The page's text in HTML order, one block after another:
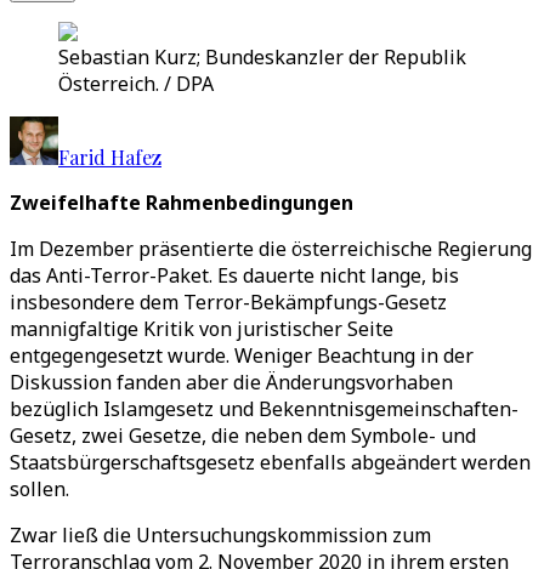
Sebastian Kurz; Bundeskanzler der Republik
Österreich. / DPA
Farid Hafez
Zweifelhafte Rahmenbedingungen
Im Dezember präsentierte die österreichische Regierung
das Anti-Terror-Paket. Es dauerte nicht lange, bis
insbesondere dem Terror-Bekämpfungs-Gesetz
mannigfaltige Kritik von juristischer Seite
entgegengesetzt wurde. Weniger Beachtung in der
Diskussion fanden aber die Änderungsvorhaben
bezüglich Islamgesetz und Bekenntnisgemeinschaften-
Gesetz, zwei Gesetze, die neben dem Symbole- und
Staatsbürgerschaftsgesetz ebenfalls abgeändert werden
sollen.
Zwar ließ die Untersuchungskommission zum
Terroranschlag vom 2. November 2020 in ihrem ersten